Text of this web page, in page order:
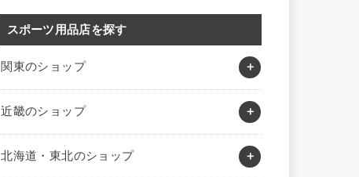
スポーツ用品店を探す
関東のショップ
近畿のショップ
北海道・東北のショップ